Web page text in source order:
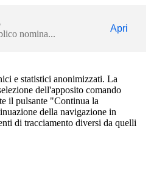
nomina...
Apri
e statistici anonimizzati. La
dell'apposito comando
il pulsante "Continua la
della navigazione in
di tracciamento diversi da quelli